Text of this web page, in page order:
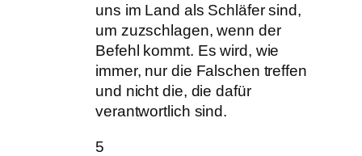
uns im Land als Schläfer sind,
um zuzschlagen, wenn der
Befehl kommt. Es wird, wie
immer, nur die Falschen treffen
und nicht die, die dafür
verantwortlich sind.
5